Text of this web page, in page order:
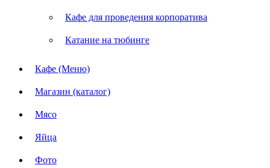
Кафе для проведения корпоратива
Катание на тюбинге
Кафе (Меню)
Магазин (каталог)
Мясо
Яйца
Фото